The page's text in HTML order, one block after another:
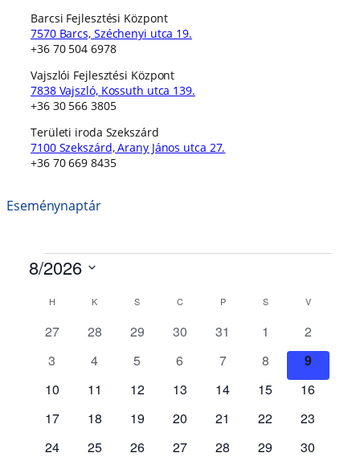
Barcsi Fejlesztési Központ
7570 Barcs, Széchenyi utca 19.
+36 70 504 6978
Vajszlói Fejlesztési Központ
7838 Vajszló, Kossuth utca 139.
+36 30 566 3805
Területi iroda Szekszárd
7100 Szekszárd, Arany János utca 27.
+36 70 669 8435
Eseménynaptár